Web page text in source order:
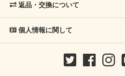
返品・交換について
個人情報に関して